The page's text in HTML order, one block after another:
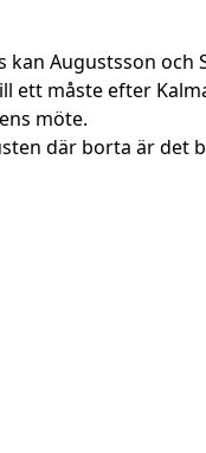
kan Augustsson och
ett måste efter
möte.
där borta är det